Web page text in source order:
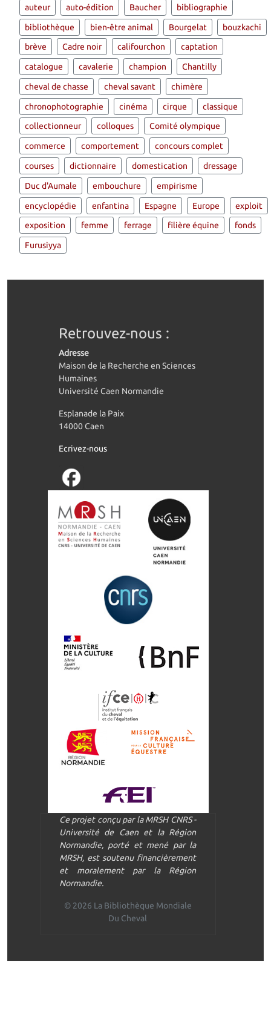
auteur auto-édition Baucher bibliographie
bibliothèque bien-être animal Bourgelat bouzkachi
brève Cadre noir califourchon captation
catalogue cavalerie champion Chantilly
cheval de chasse cheval savant chimère
chronophotographie cinéma cirque classique
collectionneur colloques Comité olympique
commerce comportement concours complet
courses dictionnaire domestication dressage
Duc d'Aumale embouchure empirisme
encyclopédie enfantina Espagne Europe exploit
exposition femme ferrage filière équine fonds
Furusiyya
Retrouvez-nous :
Adresse
Maison de la Recherche en Sciences
Humaines
Université Caen Normandie
Esplanade la Paix
14000 Caen
Ecrivez-nous
Ce projet conçu par la MRSH CNRS -
Université de Caen et la Région
Normandie, porté et mené par la
MRSH, est soutenu financièrement
et moralement par la Région
Normandie.
© 2026 La Bibliothèque Mondiale
Du Cheval